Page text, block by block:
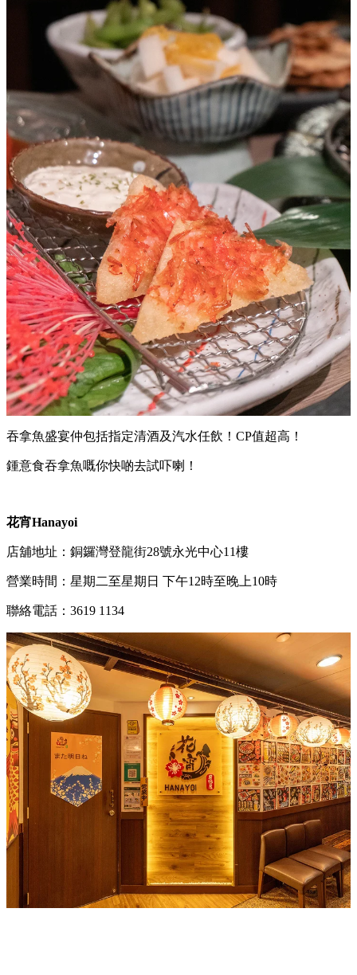
吞拿魚盛宴仲包括指定清酒及汽水任飲！CP值超高！
鍾意食吞拿魚嘅你快啲去試吓喇！
花宵Hanayoi
店舖地址：銅鑼灣登龍街28號永光中心11樓
營業時間：星期二至星期日 下午12時至晚上10時
聯絡電話：3619 1134